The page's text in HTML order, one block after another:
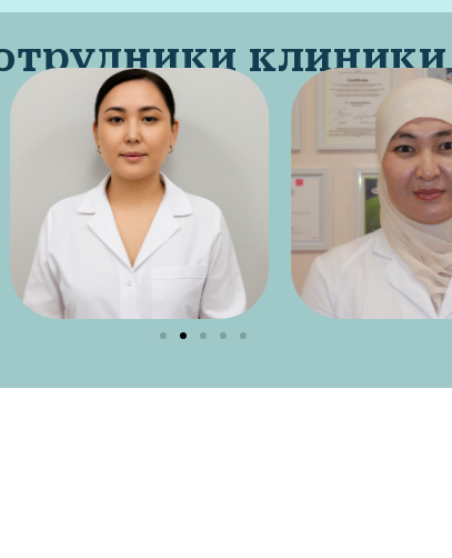
клиники